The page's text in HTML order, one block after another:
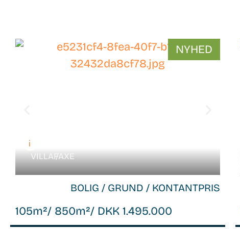
NYHED
WB-
VILLA /FAXE
BOLIG / GRUND / KONTANTPRIS
105m²/ 850m²/ DKK 1.495.000